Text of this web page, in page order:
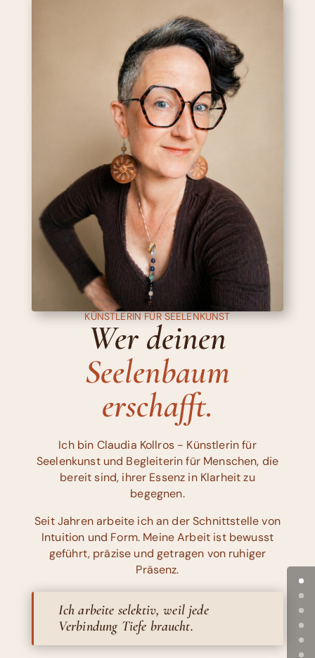
KÜNSTLERIN FÜR SEELENKUNST
Wer deinen
Seelenbaum
erschafft.
Ich bin Claudia Kollros - Künstlerin für
Seelenkunst und Begleiterin für Menschen, die
bereit sind, ihrer Essenz in Klarheit zu
begegnen.
Seit Jahren arbeite ich an der Schnittstelle von
Intuition und Form. Meine Arbeit ist bewusst
geführt, präzise und getragen von ruhiger
Präsenz.
Ich arbeite selektiv, weil jede
Verbindung Tiefe braucht.